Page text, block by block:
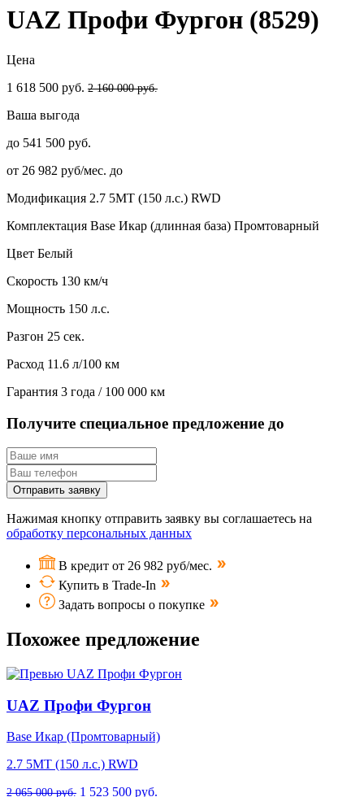
UAZ Профи Фургон (8529)
Цена
1 618 500 руб. 2 160 000 руб.
Ваша выгода
до 541 500 руб.
от 26 982 руб/мес. до
Модификация 2.7 5MT (150 л.с.) RWD
Комплектация Base Икар (длинная база) Промтоварный
Цвет Белый
Скорость 130 км/ч
Мощность 150 л.с.
Разгон 25 сек.
Расход 11.6 л/100 км
Гарантия 3 года / 100 000 км
Получите специальное предложение до
Отправить заявку
Нажимая кнопку отправить заявку вы соглашаетесь на
обработку персональных данных
В кредит от 26 982 руб/мес.
Купить в Trade-In
Задать вопросы о покупке
Похожее предложение
UAZ Профи Фургон
Base Икар (Промтоварный)
2.7 5MT (150 л.с.) RWD
2 065 000 руб. 1 523 500 руб.